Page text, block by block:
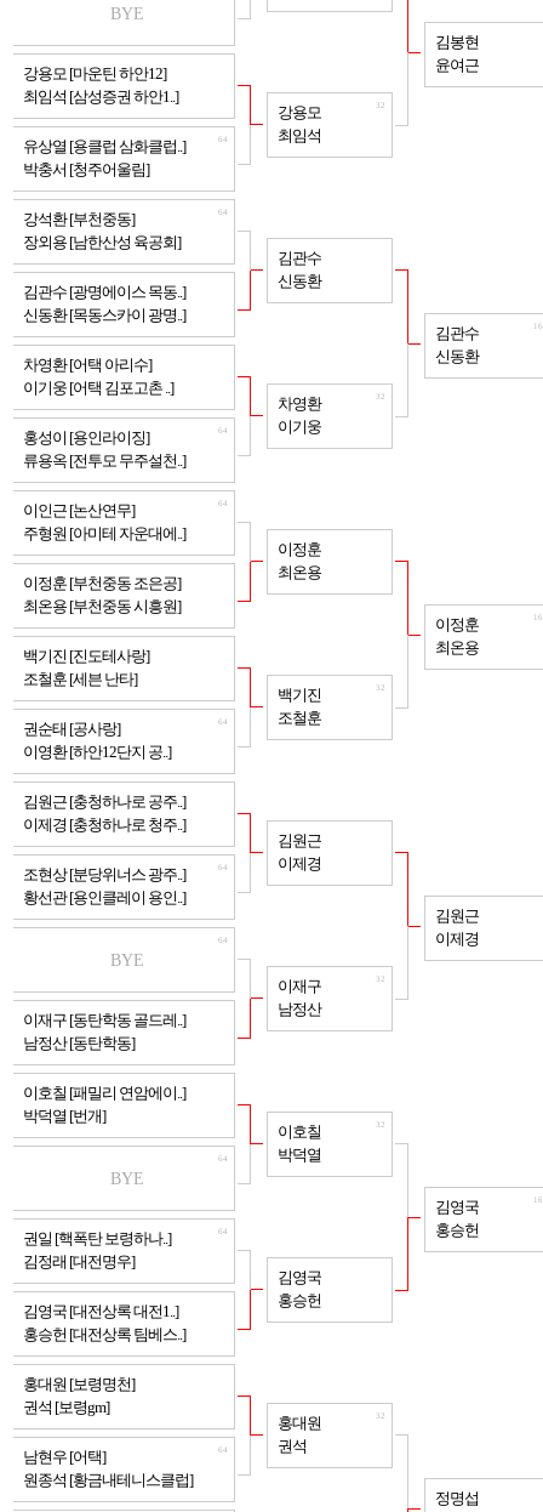
BYE
강용모 [마운틴 하안12]
최임석 [삼성증권 하안1..]
유상열 [용클럽 삼화클럽..]
박충서 [청주어울림]
64
강석환 [부천중동]
장외용 [남한산성 육공회]
64
김관수 [광명에이스 목동..]
신동환 [목동스카이 광명..]
차영환 [어택 아리수]
이기웅 [어택 김포고촌 ..]
홍성이 [용인라이징]
류용옥 [전투모 무주설천..]
64
이인근 [논산연무]
주형원 [아미테 자운대에..]
64
이정훈 [부천중동 조은공]
최온용 [부천중동 시흥원]
백기진 [진도테사랑]
조철훈 [세븐 난타]
권순태 [공사랑]
이영환 [하안12단지 공..]
64
김원근 [충청하나로 공주..]
이제경 [충청하나로 청주..]
조현상 [분당위너스 광주..]
황선관 [용인클레이 용인..]
64
BYE
64
이재구 [동탄학동 골드레..]
남정산 [동탄학동]
이호칠 [패밀리 연암에이..]
박덕열 [번개]
BYE
64
권일 [핵폭탄 보령하나..]
김정래 [대전명우]
64
김영국 [대전상록 대전1..]
홍승헌 [대전상록 팀베스..]
홍대원 [보령명천]
권석 [보령gm]
남현우 [어택]
원종석 [황금내테니스클럽]
64
강용모
최임석
32
김관수
신동환
차영환
이기웅
32
이정훈
최온용
백기진
조철훈
32
김원근
이제경
이재구
남정산
32
이호칠
박덕열
32
김영국
홍승헌
홍대원
권석
32
김봉현
윤여근
김관수
신동환
16
이정훈
최온용
16
김원근
이제경
김영국
홍승헌
16
정명섭